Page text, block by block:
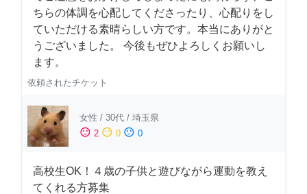
ちらの体調を心配してくださったり、心配りをし
ていただける素晴らしい方です。本当にありがと
うございました。 今後もぜひよろしくお願いし
ます。
依頼されたチケット
女性 / 30代 / 埼玉県
sentiment_satisfied 2 sentiment_neutral 0 sentiment_dissatisfied 0
高校生OK！４歳の子供と遊びながら運動を教え
てくれる方募集